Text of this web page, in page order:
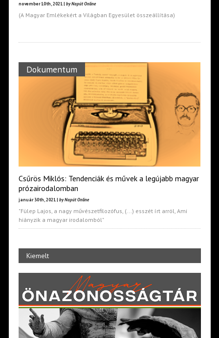
november 10th, 2021 | by Napút Online
(A Magyar Emlékekért a Világban Egyesület összeállítása)
Dokumentum
Csűrös Miklós: Tendenciák és művek a legújabb magyar
prózairodalomban
január 30th, 2021 | by Napút Online
"Fülep Lajos, a nagy művészetfilozófus, (...) esszét írt arról, Ami
hiányzik a magyar irodalomból"
Kiemelt